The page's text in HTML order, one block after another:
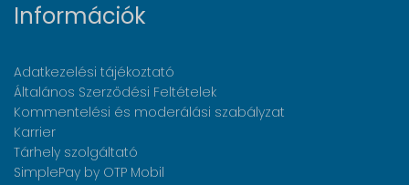
Információk
Adatkezelési tájékoztató
Általános Szerződési Feltételek
Kommentelési és moderálási szabályzat
Karrier
Tárhely szolgáltató
SimplePay by OTP Mobil